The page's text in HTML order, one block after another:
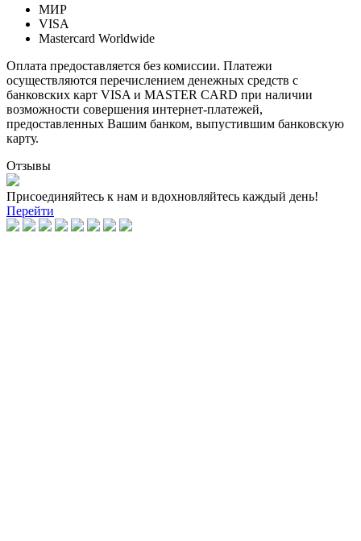
МИР
VISA
Mastercard Worldwide
Оплата предоставляется без комиссии. Платежи
осуществляются перечислением денежных средств с
банковских карт VISA и MASTER CARD при наличии
возможности совершения интернет-платежей,
предоставленных Вашим банком, выпустившим банковскую
карту.
Отзывы
Присоединяйтесь к нам и вдохновляйтесь каждый день!
Перейти